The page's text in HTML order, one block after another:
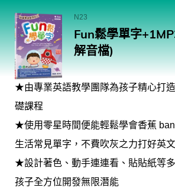
N23
Fun鬆學單字
解音檔)
★由專業英語教學團隊為孩子精心打
礎課程
★使用零星時間便能輕鬆學會香蕉
生活常見單字，不費吹灰之力打好英
★設計著色、動手連連看、貼貼紙等
孩子全方位開發無限潛能